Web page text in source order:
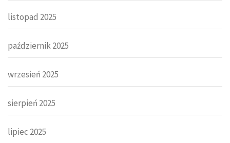
listopad 2025
październik 2025
wrzesień 2025
sierpień 2025
lipiec 2025